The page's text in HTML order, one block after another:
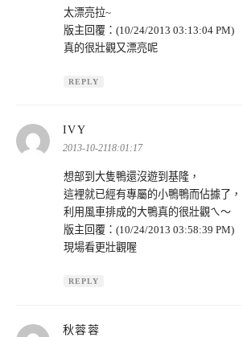
太漂亮拉~
版主回覆：(10/24/2013 03:13:04 PM)
真的很壯觀又漂亮呢
REPLY
IVY
示:
2013-10-2118:01:17
想部到大隻鴨還沒遊到基隆，
這裡就已經有專屬的小鴨鴨而佔據了，
利用風車排成的大鴨真的很壯觀ㄟ～
版主回覆：(10/24/2013 03:58:39 PM)
現場看更壯觀喔
REPLY
秋蓉蓉